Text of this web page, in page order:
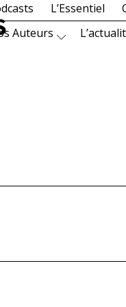
L’Essentiel
Auteurs